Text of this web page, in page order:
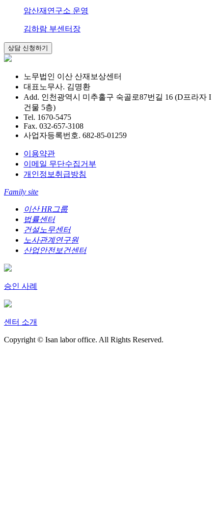
암산재연구소 운영
김하람 부센터장
노무법인 이산 산재보상센터
대표노무사. 김명환
Add. 인천광역시 미추홀구 숙골로87번길 16 (D프라자 I
건물 5층)
Tel. 1670-5475
Fax. 032-657-3108
사업자등록번호. 682-85-01259
이용약관
이메일 무단수집거부
개인정보취급방침
Family site
이산 HR그룹
법률센터
건설노무센터
노사관계연구원
산업안전보건센터
승인 사례
센터 소개
Copyright © Isan labor office. All Rights Reserved.